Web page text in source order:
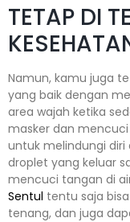
TETAP DI
Namun, kamu juga
yang baik dengan
area wajah ketika
masker dan
untuk melindungi
droplet yang keluar
mencuci tangan di
Sentul tentu saja
tenang, dan juga